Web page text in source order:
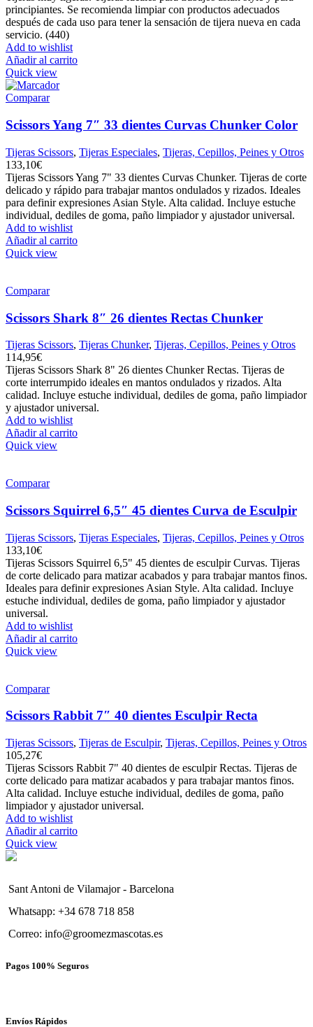
principiantes. Se recomienda limpiar con productos adecuados
después de cada uso para tener la sensación de tijera nueva en cada
servicio. (440)
Add to wishlist
Añadir al carrito
Quick view
Comparar
Scissors Yang 7″ 33 dientes Curvas Chunker Color
Tijeras Scissors, Tijeras Especiales, Tijeras, Cepillos, Peines y Otros
133,10€
Tijeras Scissors Yang 7" 33 dientes Curvas Chunker. Tijeras de corte
delicado y rápido para trabajar mantos ondulados y rizados. Ideales
para definir expresiones Asian Style. Alta calidad. Incluye estuche
individual, dediles de goma, paño limpiador y ajustador universal.
Add to wishlist
Añadir al carrito
Quick view
Comparar
Scissors Shark 8″ 26 dientes Rectas Chunker
Tijeras Scissors, Tijeras Chunker, Tijeras, Cepillos, Peines y Otros
114,95€
Tijeras Scissors Shark 8" 26 dientes Chunker Rectas. Tijeras de
corte interrumpido ideales en mantos ondulados y rizados. Alta
calidad. Incluye estuche individual, dediles de goma, paño limpiador
y ajustador universal.
Add to wishlist
Añadir al carrito
Quick view
Comparar
Scissors Squirrel 6,5″ 45 dientes Curva de Esculpir
Tijeras Scissors, Tijeras Especiales, Tijeras, Cepillos, Peines y Otros
133,10€
Tijeras Scissors Squirrel 6,5" 45 dientes de esculpir Curvas. Tijeras
de corte delicado para matizar acabados y para trabajar mantos finos.
Ideales para definir expresiones Asian Style. Alta calidad. Incluye
estuche individual, dediles de goma, paño limpiador y ajustador
universal.
Add to wishlist
Añadir al carrito
Quick view
Comparar
Scissors Rabbit 7″ 40 dientes Esculpir Recta
Tijeras Scissors, Tijeras de Esculpir, Tijeras, Cepillos, Peines y Otros
105,27€
Tijeras Scissors Rabbit 7" 40 dientes de esculpir Rectas. Tijeras de
corte delicado para matizar acabados y para trabajar mantos finos.
Alta calidad. Incluye estuche individual, dediles de goma, paño
limpiador y ajustador universal.
Add to wishlist
Añadir al carrito
Quick view
Sant Antoni de Vilamajor - Barcelona
Whatsapp: +34 678 718 858
Correo: info@groomezmascotas.es
Pagos 100% Seguros
Envíos Rápidos